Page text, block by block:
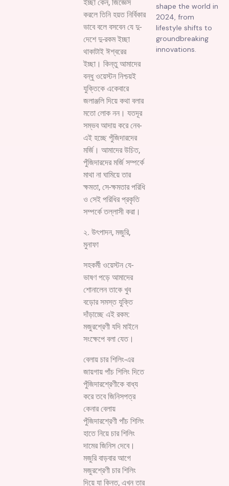
ইচ্ছা কেন, জিজ্ঞেস
করলে তিনি হয়ত নির্বিকার
ভাবে বলে বসবেন যে দু-
দেশে দু-রকম ইচ্ছা
থাকাটাই ঈশ্বরের
ইচ্ছা। কিন্তু আমাদের
বন্ধু ওয়েস্টন নিশ্চয়ই
যুক্তিকে একেবারে
জলাঞ্জলি দিয়ে কথা বলার
মতো লোক নন। যতদূর
সম্ভব আদায় করে নেব-
এই হচ্ছে পুঁজিদারদের
মর্জি। আমাদের উচিত,
পুঁজিদারদের মর্জি সম্পর্কে
মাথা না ঘামিয়ে তার
ক্ষমতা, সে-ক্ষমতার পরিধি
ও সেই পরিধির প্রকৃতি
সম্পর্কে তল্লাসী করা।
২. উৎপাদন, মজুরি,
মুনাফা
সহকর্মী ওয়েস্টন যে-
ভাষণ পড়ে আমাদের
শোনালেন তাকে খুব
বড়োর সমস্ত যুক্তি
দাঁড়াচ্ছে এই রকম:
মজুরশ্রেণী যদি মাইনে
সংক্ষেপে বলা যেত।
বেলায় চার শিলিং-এর
জায়গায় পাঁচ শিলিং দিতে
পুঁজিদারশ্রেণীকে বাধ্য
করে তবে জিনিসপত্র
কেনার বেলায়
পুঁজিদারশ্রেণী পাঁচ শিলিং
হাতে নিয়ে চার শিলিং
দামের জিনিস দেবে।
মজুরি বাড়বার আগে
মজুরশ্রেণী চার শিলিং
দিয়ে যা কিন্ত, এখন তার
shape the world in
2024, from
lifestyle shifts to
groundbreaking
innovations.